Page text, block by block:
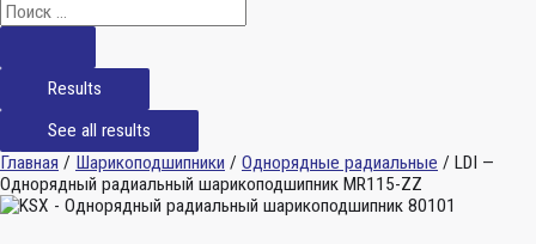
Results
See all results
Главная / Шарикоподшипники / Однорядные радиальные / LDI —
Однорядный радиальный шарикоподшипник MR115-ZZ